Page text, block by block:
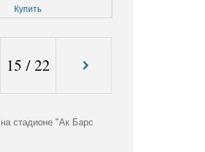
Купить
15 /22
стадионе "Ак Барс